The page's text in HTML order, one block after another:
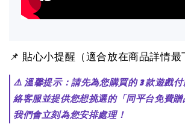
📌 貼心小提醒（適合放在商品詳情最
⚠️ 溫馨提示：請先為您購買的 3 款遊戲
絡客服並提供您想挑選的「同平台免費贈
我們會立刻為您安排處理！